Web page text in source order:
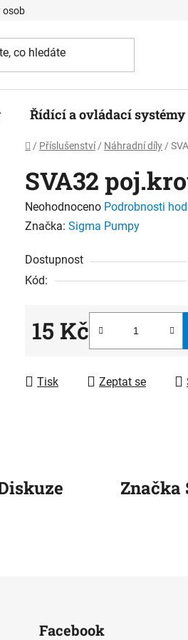
údajů
Řídící a ovládací systémy
Domů
/ Příslušenství / Náhradní díly /
SVA32
Průměrné
hodnocení
je
0,0
hvězdiček.
Neohodnoceno Podrobnosti
Značka: Sigma Pumpy
Dostupnost
Kód:
15 Kč
Měrná cena:
Tisk Zeptat se
Značka
Facebook